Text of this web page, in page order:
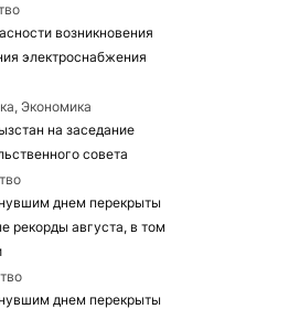
возникновения
электроснабжения
Экономика
на заседание
совета
днем перекрыты
рекорды августа, в том
днем перекрыты